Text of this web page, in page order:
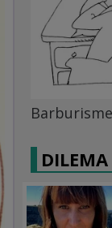
Barburisme